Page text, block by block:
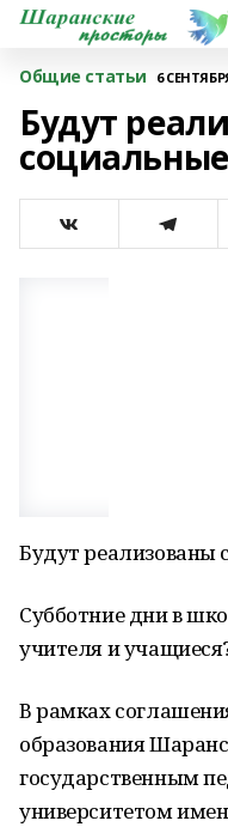
Общие статьи 6
Будут
Будут реализованы
Субботние дни в
учителя и
В рамках
образования
государственным
университетом